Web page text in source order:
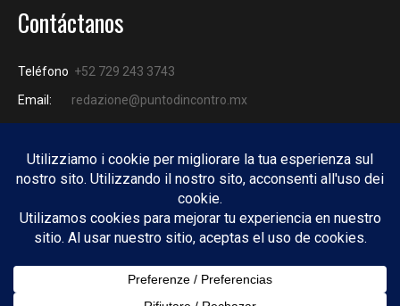
Contáctanos
Teléfono +52 729 243 3743
Email:
redazione@puntodincontro.mx
PUNTODINCONTRO